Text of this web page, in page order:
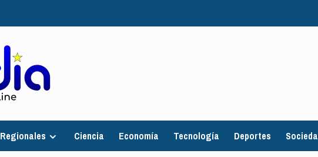
Regionales Ciencia Economía Tecnología Deportes